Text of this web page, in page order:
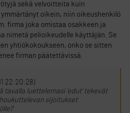
sekä velvoitteita kuin
oikein, niin oikeushenkilö
firma joka omistaa osakkeen ja
nimetä pelioikeudelle käyttäjän. Se
yhtiökokoukseen, onko se sitten
firman päätettävissä.
22:20:28)
tavalla luettelemasi ’edut’ tekevät
sijoitukset